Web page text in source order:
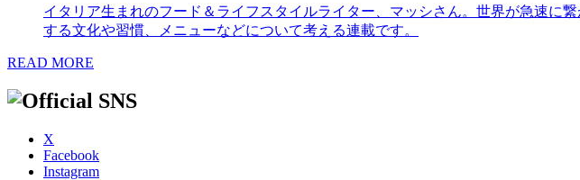
イタリア生まれのフード＆ライフスタイルライター、マッシさん。世界が急速に
する文化や習慣、メニューなどについて考える連載です。
READ MORE
X
Facebook
Instagram